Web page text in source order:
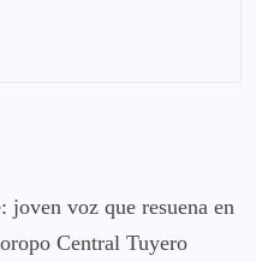
joven voz que resuena en
Central Tuyero